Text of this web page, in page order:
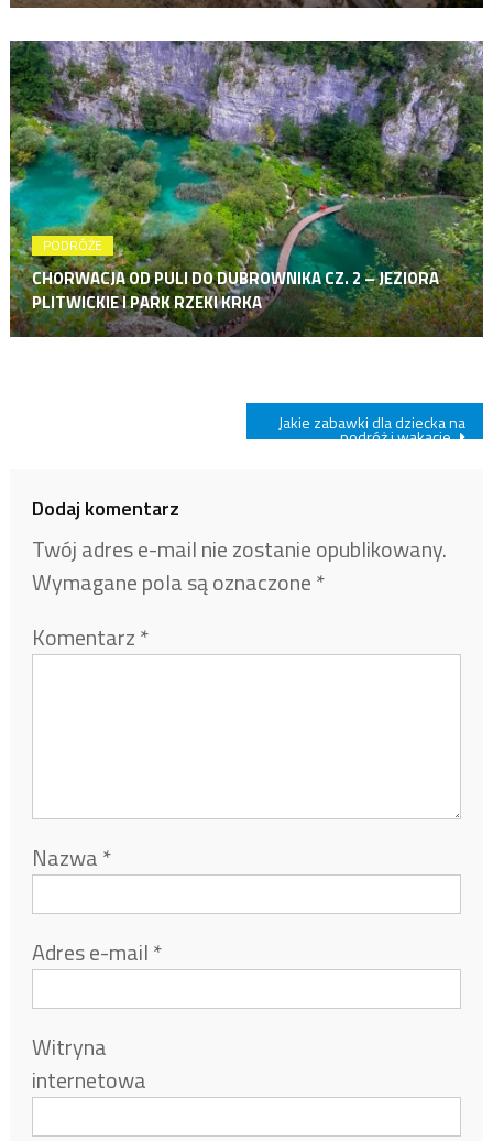
PODRÓŻE
CHORWACJA OD PULI DO DUBROWNIKA CZ. 2 – JEZIORA
PLITWICKIE I PARK RZEKI KRKA
Jakie zabawki dla dziecka na
podróż i wakacje.
Dodaj komentarz
Twój adres e-mail nie zostanie opublikowany.
Wymagane pola są oznaczone*
Komentarz*
Nazwa*
Adres e-mail*
Witryna
internetowa